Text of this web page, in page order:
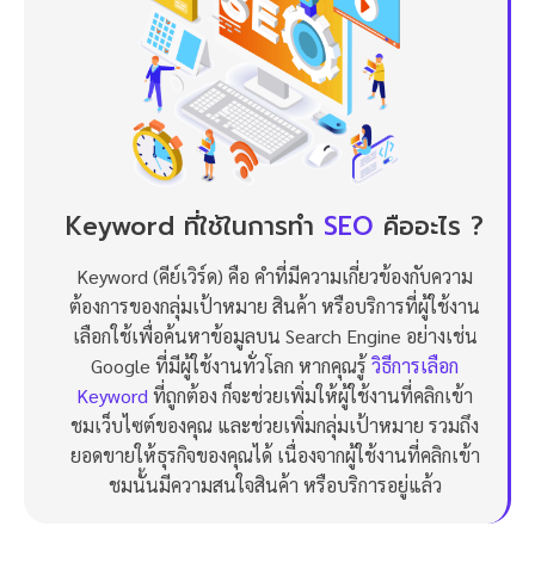
Keyword ที่ใช้ในการทำ SEO คืออะไร ?
Keyword (คีย์เวิร์ด) คือ คำที่มีความเกี่ยวข้องกับความ
ต้องการของกลุ่มเป้าหมาย สินค้า หรือบริการที่ผู้ใช้งาน
เลือกใช้เพื่อค้นหาข้อมูลบน Search Engine อย่างเช่น
Google ที่มีผู้ใช้งานทั่วโลก หากคุณรู้วิธีการเลือก
Keyword ที่ถูกต้อง ก็จะช่วยเพิ่มให้ผู้ใช้งานที่คลิกเข้า
ชมเว็บไซต์ของคุณ และช่วยเพิ่มกลุ่มเป้าหมาย รวมถึง
ยอดขายให้ธุรกิจของคุณได้ เนื่องจากผู้ใช้งานที่คลิกเข้า
ชมนั้นมีความสนใจสินค้า หรือบริการอยู่แล้ว